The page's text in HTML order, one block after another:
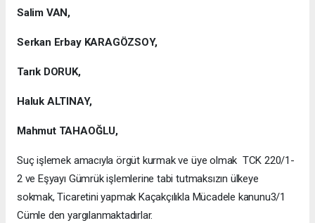
Salim VAN,
Serkan Erbay KARAGÖZSOY,
Tarık DORUK,
Haluk ALTINAY,
Mahmut TAHAOĞLU,
Suç işlemek amacıyla örgüt kurmak ve üye olmak TCK 220/1-
2 ve Eşyayı Gümrük işlemlerine tabi tutmaksızın ülkeye
sokmak, Ticaretini yapmak Kaçakçılıkla Mücadele kanunu3/1
Cümle den yargılanmaktadırlar.